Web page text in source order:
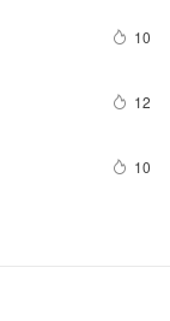
10
12
10